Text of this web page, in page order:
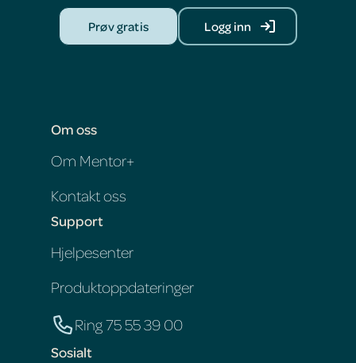
Prøv gratis Logg inn
Om oss
Om Mentor+
Kontakt oss
Support
Hjelpesenter
Produktoppdateringer
Ring 75 55 39 00
Sosialt